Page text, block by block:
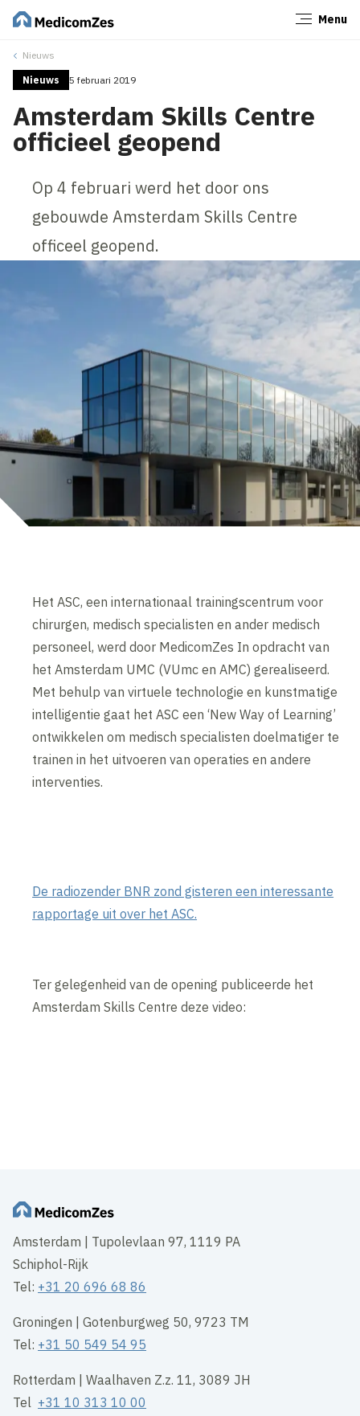
Menu
Nieuws
Nieuws 5 februari 2019
Amsterdam Skills Centre
officieel geopend
Op 4 februari werd het door ons
gebouwde Amsterdam Skills Centre
officeel geopend.
Het ASC, een internationaal trainingscentrum voor
chirurgen, medisch specialisten en ander medisch
personeel, werd door MedicomZes In opdracht van
het Amsterdam UMC (VUmc en AMC) gerealiseerd.
Met behulp van virtuele technologie en kunstmatige
intelligentie gaat het ASC een ‘New Way of Learning’
ontwikkelen om medisch specialisten doelmatiger te
trainen in het uitvoeren van operaties en andere
interventies.
De radiozender BNR zond gisteren een interessante
rapportage uit over het ASC.
Ter gelegenheid van de opening publiceerde het
Amsterdam Skills Centre deze video:
Amsterdam | Tupolevlaan 97, 1119 PA
Schiphol-Rijk
Tel: +31 20 696 68 86
Groningen | Gotenburgweg 50, 9723 TM
Tel: +31 50 549 54 95
Rotterdam | Waalhaven Z.z. 11, 3089 JH
Tel +31 10 313 10 00
Sluiten